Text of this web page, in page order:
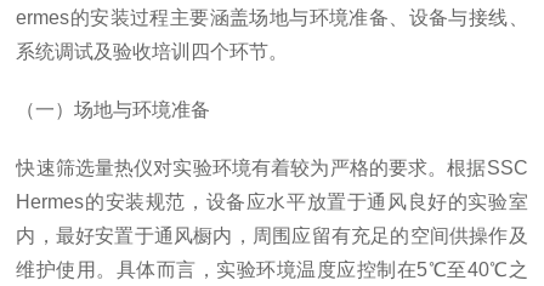
ermes的安装过程主要涵盖场地与环境准备、设备与接线、
系统调试及验收培训四个环节。
（一）场地与环境准备
快速筛选量热仪对实验环境有着较为严格的要求。根据SSC
Hermes的安装规范，设备应水平放置于通风良好的实验室
内，最好安置于通风橱内，周围应留有充足的空间供操作及
维护使用。具体而言，实验环境温度应控制在5℃至40℃之